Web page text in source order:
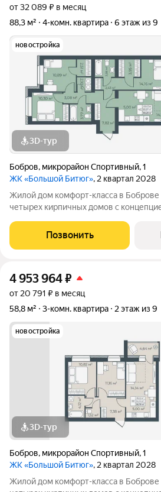
от 32 089 ₽ в месяц
88,3 м²
4-комн. квартира 6 этаж из 9
новостройка
3D-тур
Бобров, микрорайон Спортивный,1
ЖК «Большой Битюг», 2 квартал 2028
Жилой дом комфорт-класса в Боброве
четырех кирпичных домов с
пожилых людей и родителей с
использование квадратных
Позвонить
4 953 964₽
от 20 791 ₽ в месяц
58,8 м²
3-комн. квартира 2 этаж из 9
новостройка
3D-тур
Бобров, микрорайон Спортивный,1
ЖК «Большой Битюг», 2 квартал 2028
Жилой дом комфорт-класса в Боброве